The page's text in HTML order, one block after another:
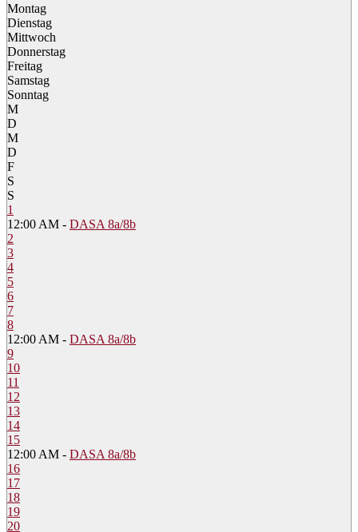
Montag
Dienstag
Mittwoch
Donnerstag
Freitag
Samstag
Sonntag
M
D
M
D
F
S
S
1
12:00 AM - DASA 8a/8b
2
3
4
5
6
7
8
12:00 AM - DASA 8a/8b
9
10
11
12
13
14
15
12:00 AM - DASA 8a/8b
16
17
18
19
20